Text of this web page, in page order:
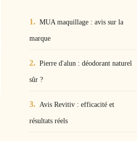
MUA maquillage : avis sur la
marque
Pierre d'alun : déodorant naturel
sûr ?
Avis Revitiv : efficacité et
résultats réels